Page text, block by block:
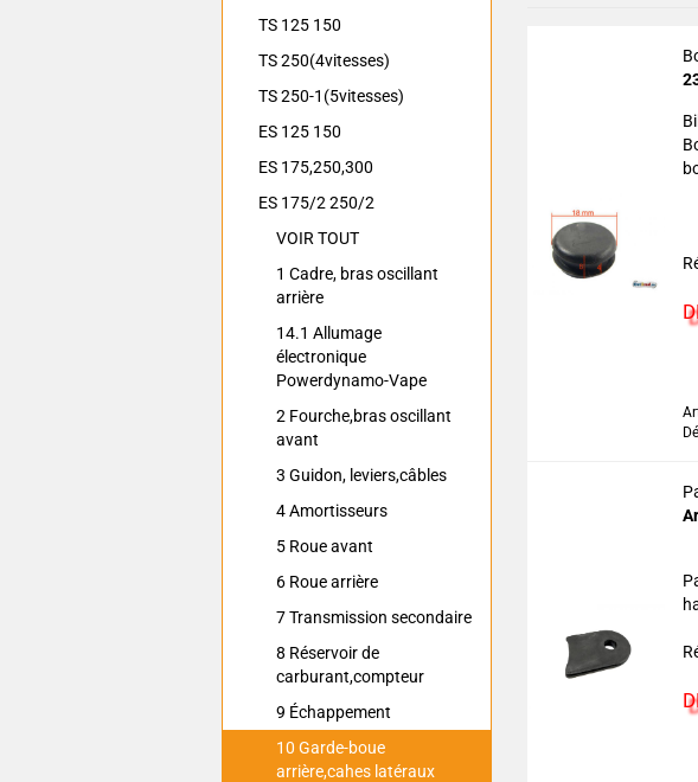
TS 125 150
TS 250(4vitesses)
TS 250-1(5vitesses)
ES 125 150
ES 175,250,300
ES 175/2 250/2
VOIR TOUT
1 Cadre, bras oscillant
arrière
14.1 Allumage
électronique
Powerdynamo-Vape
2 Fourche,bras oscillant
avant
3 Guidon, leviers,câbles
4 Amortisseurs
5 Roue avant
6 Roue arrière
7 Transmission secondaire
8 Réservoir de
carburant,compteur
9 Échappement
10 Garde-boue
arrière,cahes latéraux